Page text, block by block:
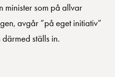
minister som på allvar
avgår ”på eget initiativ”
ställs in.